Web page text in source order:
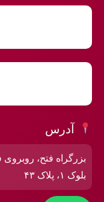
آدرس
بلوک ۱، پلاک ۴۳